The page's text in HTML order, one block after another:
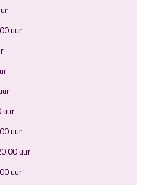
uur
uur
uur
uur
uur